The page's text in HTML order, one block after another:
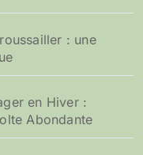
: une
en Hiver :
Abondante